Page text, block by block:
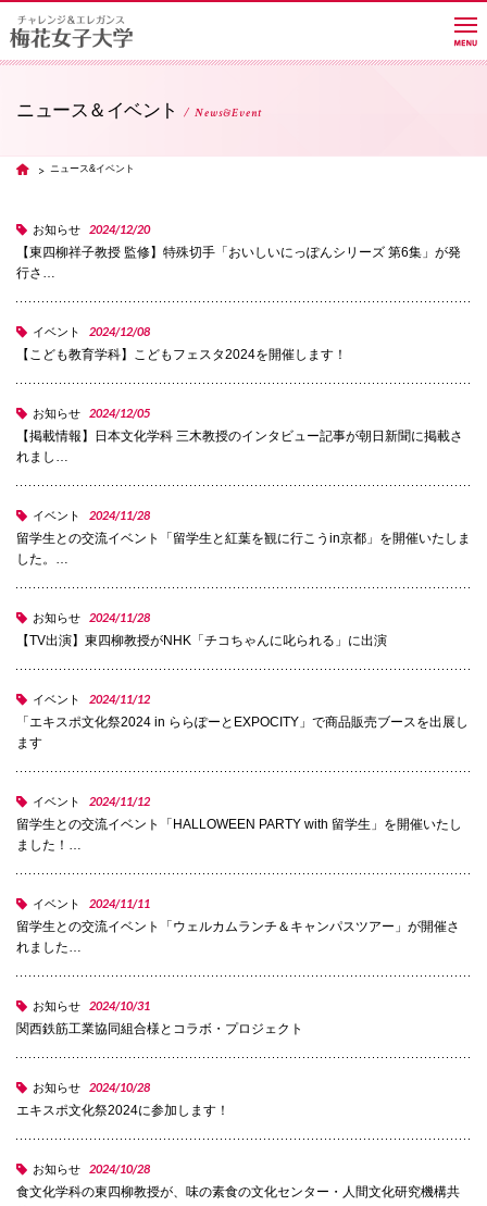
進路・就職
国際交流
072-643-6221
072-643-6566
ニュース＆イベント News&Event
TOP ニュース&イベント
お知らせ 2024/12/20
【東四柳祥子教授 監修】特殊切手「おいしいにっぽんシリーズ 第6集」が発
行さ…
イベント 2024/12/08
【こども教育学科】こどもフェスタ2024を開催します！
お知らせ 2024/12/05
【掲載情報】日本文化学科 三木教授のインタビュー記事が朝日新聞に掲載さ
れまし…
イベント 2024/11/28
留学生との交流イベント「留学生と紅葉を観に行こうin京都」を開催いたしま
した。…
お知らせ 2024/11/28
【TV出演】東四柳教授がNHK「チコちゃんに叱られる」に出演
イベント 2024/11/12
「エキスポ文化祭2024 in ららぽーとEXPOCITY」で商品販売ブースを出展し
ます
イベント 2024/11/12
留学生との交流イベント「HALLOWEEN PARTY with 留学生」を開催いたし
ました！…
イベント 2024/11/11
留学生との交流イベント「ウェルカムランチ＆キャンパスツアー」が開催さ
れました…
お知らせ 2024/10/31
関西鉄筋工業協同組合様とコラボ・プロジェクト
お知らせ 2024/10/28
エキスポ文化祭2024に参加します！
お知らせ 2024/10/28
食文化学科の東四柳教授が、味の素食の文化センター・人間文化研究機構共